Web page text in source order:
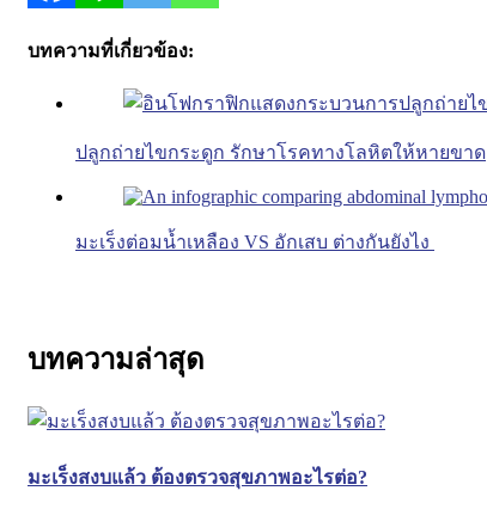
บทความที่เกี่ยวข้อง:
ปลูกถ่ายไขกระดูก รักษาโรคทางโลหิตให้หายขาด
มะเร็งต่อมน้ำเหลือง VS อักเสบ ต่างกันยังไง
บทความล่าสุด
มะเร็งสงบแล้ว ต้องตรวจสุขภาพอะไรต่อ?